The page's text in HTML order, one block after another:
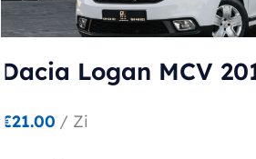
Dacia Logan MCV
€21.00 / Zi